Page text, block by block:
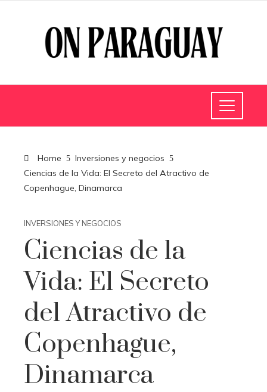
Home
Inversiones y negocios
Ciencias de la Vida: El Secreto del Atractivo de
Copenhague, Dinamarca
INVERSIONES Y NEGOCIOS
Ciencias de la
Vida: El Secreto
del Atractivo de
Copenhague,
Dinamarca